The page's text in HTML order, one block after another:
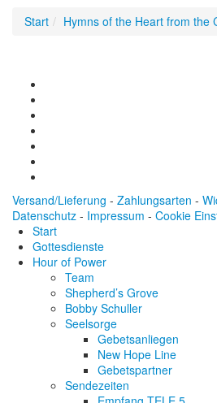
Start
Hymns of the Heart from the
Versand/Lieferung - Zahlungsarten -
Datenschutz - Impressum - Cookie
Start
Gottesdienste
Hour of Power
Team
Shepherd’s Grove
Bobby Schuller
Seelsorge
Gebetsanliegen
New Hope Line
Gebetspartner
Sendezeiten